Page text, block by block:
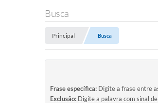
Busca
Principal Busca
Frase específica: Digite a frase entre
Exclusão: Digite a palavra com sinal